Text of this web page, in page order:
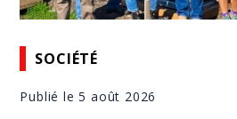
SOCIÉTÉ
Publié le 5 août 2026